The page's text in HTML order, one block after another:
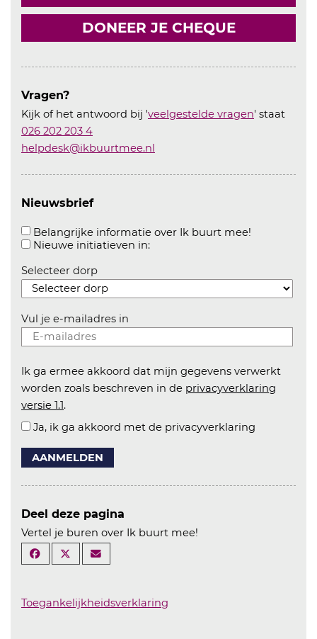
DONEER JE CHEQUE
Vragen?
Kijk of het antwoord bij 'veelgestelde vragen' staat
026 202 203 4
helpdesk@ikbuurtmee.nl
Nieuwsbrief
Belangrijke informatie over Ik buurt mee!
Nieuwe initiatieven in:Aanvinken om informatie over
Selecteer dorp
Vul je e-mailadres in
Ik ga ermee akkoord dat mijn gegevens verwerkt
worden zoals beschreven in de privacyverklaring
versie 1.1.
Ja, ik ga akkoord met de privacyverklaring
AANMELDEN
Deel deze pagina
Vertel je buren over Ik buurt mee!
Toegankelijkheidsverklaring